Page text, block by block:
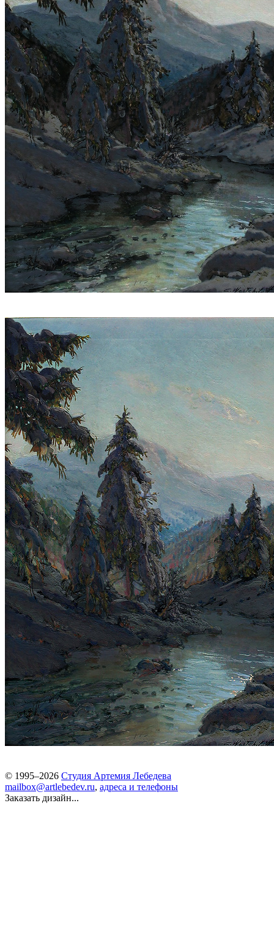
© 1995–2026 Студия Артемия Лебедева
mailbox@artlebedev.ru, адреса и телефоны
Заказать дизайн...